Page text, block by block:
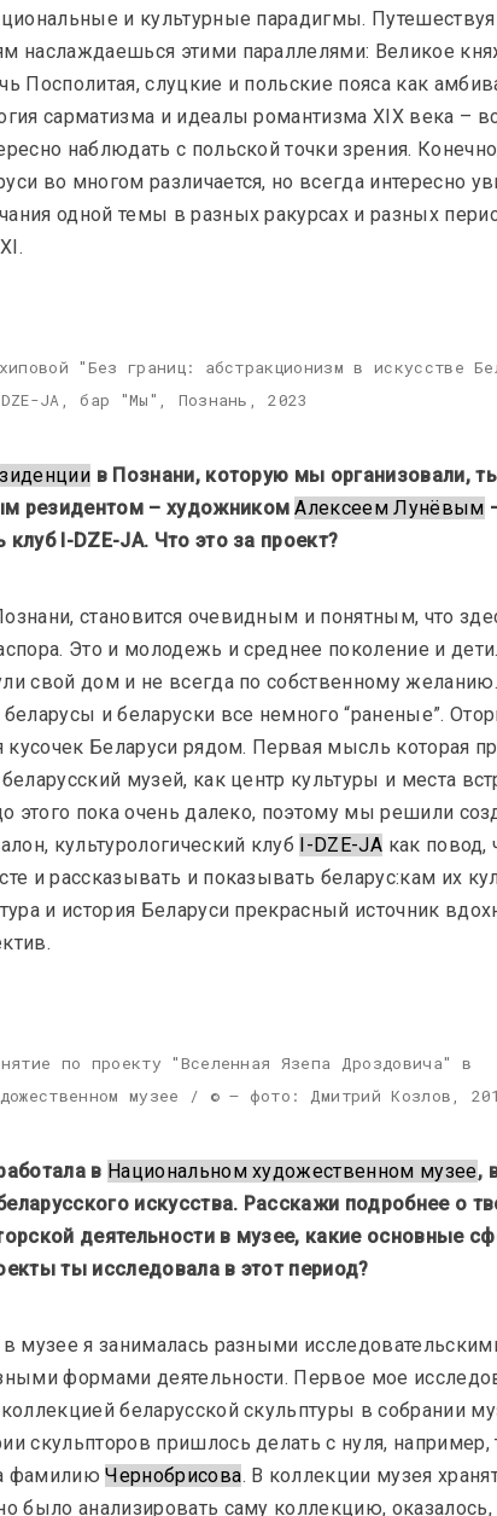
Biuro Wystaw, Фонд польского современного
KALEKTAR
"Teraz / Зараз": презентации
художни:ц, проживающих в
Камилла Арутюнян, София Садовская
Обзор: "Искусство как место
в истории беларусского
искусства"
и культурные парадигмы.
наслаждаешься этими параллелями: Великое
Посполитая, слуцкие и польские пояса как
сарматизма и идеалы романтизма XIX века –
наблюдать с польской точки зрения.
во многом различается, но всегда интересно
одной темы в разных ракурсах и разных
"Без границ: абстракционизм в искусстве
JA, бар "Мы", Познань, 2023
в Познани, которую мы организовали,
резидентом – художником Алексеем Лунёвым
клуб I-DZE-JA. Что это за проект?
становится очевидным и понятным, что
Это и молодежь и среднее поколение и
свой дом и не всегда по собственному
и беларуски все немного “раненые”.
кусочек Беларуси рядом. Первая мысль которая
музей, как центр культуры и места
этого пока очень далеко, поэтому мы решили
культурологический клуб
I-DZE-JA как повод,
и рассказывать и показывать беларус:кам их
и история Беларуси прекрасный источник
по проекту "Вселенная Язепа Дроздовича" в
музее / © – фото: Дмитрий Козлов,
в Национальном художественном музее,
искусства. Расскажи подробнее о
деятельности в музее, какие основные
ты исследовала в этот период?
музее я занималась разными
формами деятельности. Первое мое
беларусской скульптуры в собрании
скульпторов пришлось делать с нуля, например,
фамилию Чернобрисова. В коллекции музея
было анализировать саму коллекцию, оказалось,